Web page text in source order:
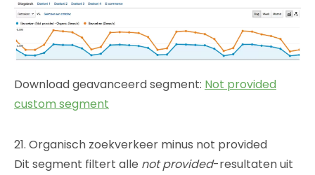
Download geavanceerd segment: Not provided
custom segment
21. Organisch zoekverkeer minus not provided
Dit segment filtert alle not provided-resultaten uit